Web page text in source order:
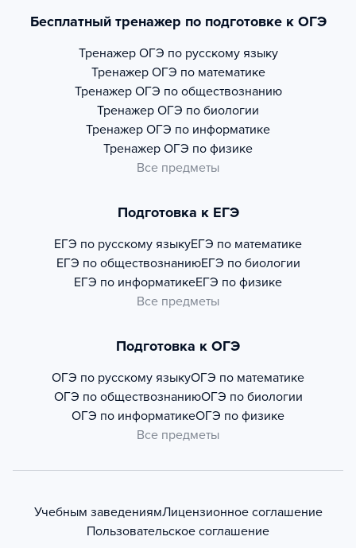
Бесплатный тренажер по подготовке к ОГЭ
Тренажер ОГЭ по русскому языку
Тренажер ОГЭ по математике
Тренажер ОГЭ по обществознанию
Тренажер ОГЭ по биологии
Тренажер ОГЭ по информатике
Тренажер ОГЭ по физике
Все предметы
Подготовка к ЕГЭ
ЕГЭ по русскому языкуЕГЭ по математике
ЕГЭ по обществознаниюЕГЭ по биологии
ЕГЭ по информатикеЕГЭ по физике
Все предметы
Подготовка к ОГЭ
ОГЭ по русскому языкуОГЭ по математике
ОГЭ по обществознаниюОГЭ по биологии
ОГЭ по информатикеОГЭ по физике
Все предметы
Учебным заведениямЛицензионное соглашение
Пользовательское соглашение